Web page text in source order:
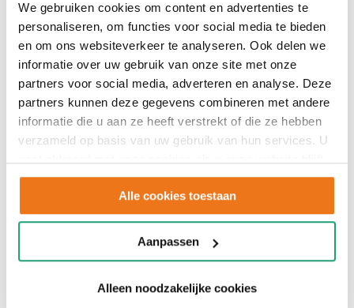
We gebruiken cookies om content en advertenties te
personaliseren, om functies voor social media te bieden
en om ons websiteverkeer te analyseren. Ook delen we
informatie over uw gebruik van onze site met onze
partners voor social media, adverteren en analyse. Deze
partners kunnen deze gegevens combineren met andere
informatie die u aan ze heeft verstrekt of die ze hebben
verzameld op basis van uw gebruik van hun services. U
gebruiken.
Alle cookies toestaan
Aanpassen
Alleen noodzakelijke cookies
T110
€6.885